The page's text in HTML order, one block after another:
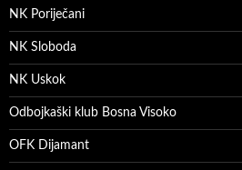
NK Poriječani
NK Sloboda
NK Uskok
Odbojkaški klub Bosna Visoko
OFK Dijamant